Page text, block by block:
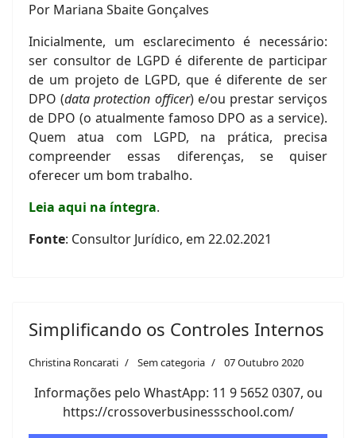
Por Mariana Sbaite Gonçalves
Inicialmente, um esclarecimento é necessário:
ser consultor de LGPD é diferente de participar
de um projeto de LGPD, que é diferente de ser
DPO (data protection officer) e/ou prestar serviços
de DPO (o atualmente famoso DPO as a service).
Quem atua com LGPD, na prática, precisa
compreender essas diferenças, se quiser
oferecer um bom trabalho.
Leia aqui na íntegra.
Fonte: Consultor Jurídico, em 22.02.2021
Simplificando os Controles Internos
Christina Roncarati Sem categoria 07 Outubro 2020
Informações pelo WhastApp: 11 9 5652 0307, ou
https://crossoverbusinessschool.com/